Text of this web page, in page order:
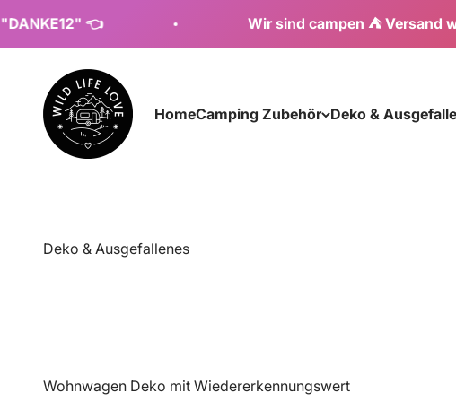
👈 Wir sind campen ⛺ Versand wieder ab
HomeCamping Zubehör Deko &
wildlifelove.de
Deko & Ausgefallenes
Wohnwagen Deko mit Wiedererkennungswert